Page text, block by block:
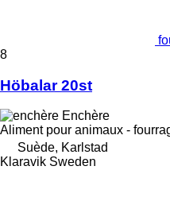
8
Höbalar 20st
Enchère
Aliment pour animaux -
Suède, Karlstad
Klaravik Sweden